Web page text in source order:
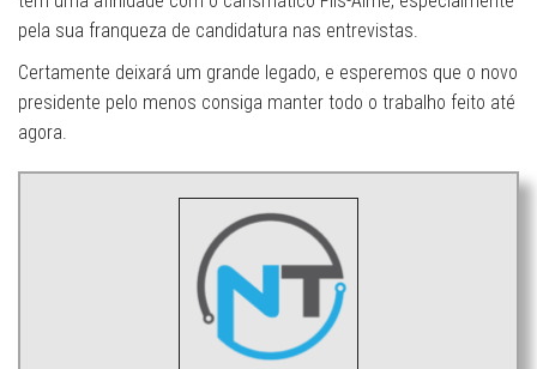
pela sua franqueza de candidatura nas entrevistas.
Certamente deixará um grande legado, e esperemos que o novo
presidente pelo menos consiga manter todo o trabalho feito até
agora.